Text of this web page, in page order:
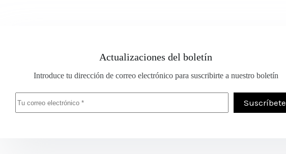
Actualizaciones del boletín
Introduce tu dirección de correo electrónico para suscribirte a nuestro boletín
Suscríbete